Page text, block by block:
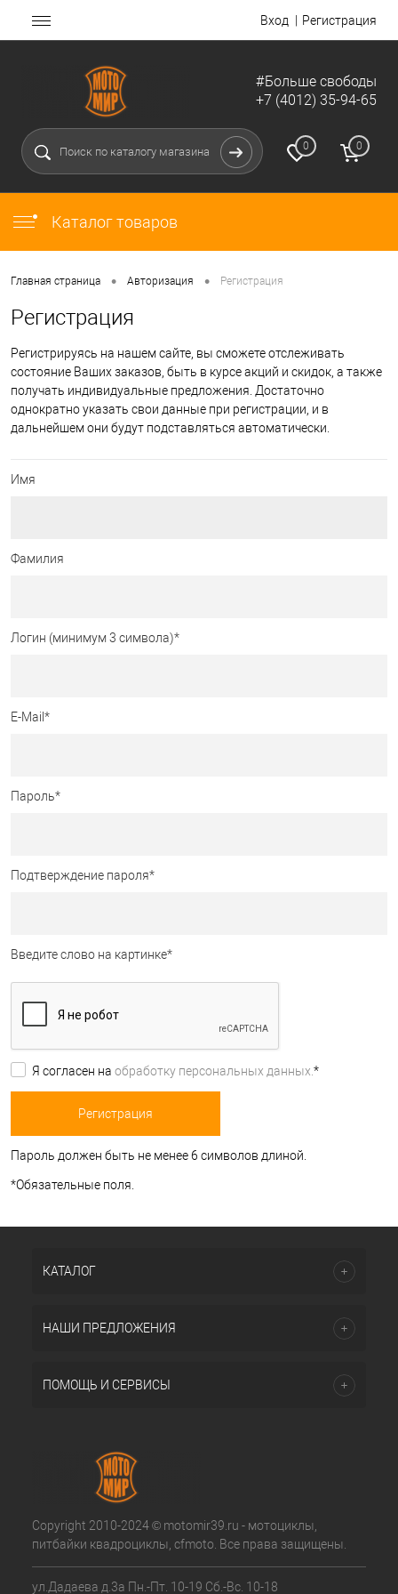
Вход Регистрация
#Больше свободы
+7 (4012) 35-94-65
0 0
Каталог товаров
Главная страница • Авторизация • Регистрация
Регистрация
Регистрируясь на нашем сайте, вы сможете отслеживать
состояние Ваших заказов, быть в курсе акций и скидок, а также
получать индивидуальные предложения. Достаточно
однократно указать свои данные при регистрации, и в
дальнейшем они будут подставляться автоматически.
Имя
Фамилия
Логин (минимум 3 символа)*
E-Mail *
Пароль*
Подтверждение пароля*
Введите слово на картинке*
Я согласен на обработку персональных данных. *
Пароль должен быть не менее 6 символов длиной.
*Обязательные поля.
КАТАЛОГ
НАШИ ПРЕДЛОЖЕНИЯ
ПОМОЩЬ И СЕРВИСЫ
Copyright 2010-2024 © motomir39.ru - мотоциклы,
питбайки квадроциклы, cfmoto. Все права защищены.
ул.Дадаева д.3а Пн.-Пт. 10-19 Сб.-Вс. 10-18